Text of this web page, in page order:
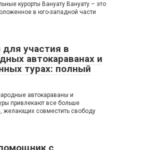
курорты Вануату Вануату – это
в юго-западной части
участия в
автокараванах и
турах: полный
автокараваны и
привлекают все больше
желающих совместить свободу